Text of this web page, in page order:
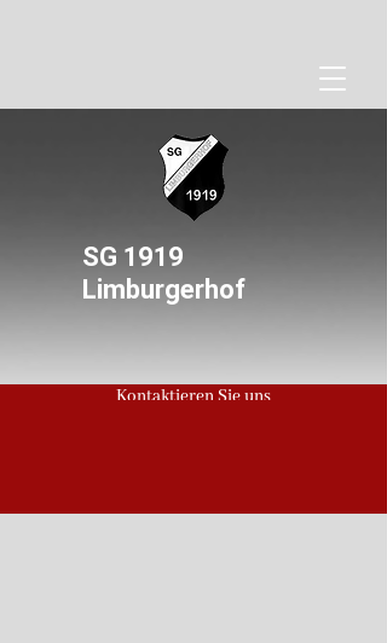
SG 1919
Limburgerhof
Kontaktieren Sie uns